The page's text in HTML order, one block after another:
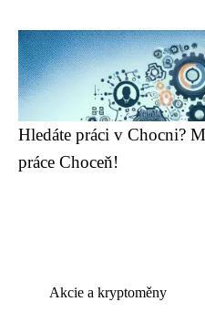
Hledáte práci v Chocni?
práce Choceň!
Akcie a kryptoměny